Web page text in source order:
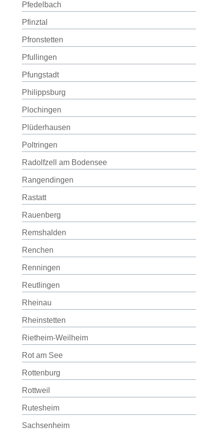
Pfedelbach
Pfinztal
Pfronstetten
Pfullingen
Pfungstadt
Philippsburg
Plochingen
Plüderhausen
Poltringen
Radolfzell am Bodensee
Rangendingen
Rastatt
Rauenberg
Remshalden
Renchen
Renningen
Reutlingen
Rheinau
Rheinstetten
Rietheim-Weilheim
Rot am See
Rottenburg
Rottweil
Rutesheim
Sachsenheim